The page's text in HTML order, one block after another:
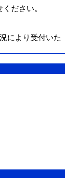
ださい。
により受付いた